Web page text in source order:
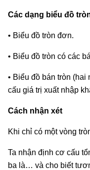
Các dạng biểu đồ
• Biểu đồ tròn đơn.
• Biểu đồ tròn có các
• Biểu đồ bán tròn
cấu giá trị xuất nhập
Cách nhận xét
Khi chỉ có một vòng
Ta nhận định cơ cấu
ba là… và cho biết